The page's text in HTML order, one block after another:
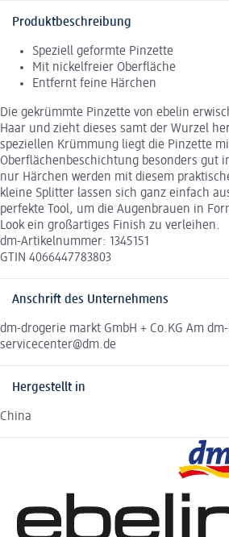
Produktbeschreibung
Speziell geformte Pinzette
Mit nickelfreier Oberfläche
Entfernt feine Härchen
Die gekrümmte Pinzette von ebelin
Haar und zieht dieses samt der Wurzel
speziellen Krümmung liegt die Pinzette
Oberflächenbeschichtung besonders gut
nur Härchen werden mit diesem
kleine Splitter lassen sich ganz einfach
perfekte Tool, um die Augenbrauen in
Look ein großartiges Finish zu verleihen.
dm-Artikelnummer: 1345151
GTIN 4066447783803
Anschrift des Unternehmens
dm-drogerie markt GmbH + Co.KG Am
servicecenter@dm.de
Hergestellt in
China